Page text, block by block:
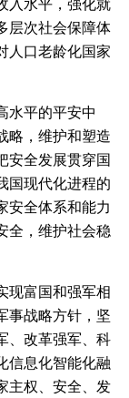
层次社会保障体
人口老龄化国家
平的平安中
略，维护和塑造
安全发展贯穿国
国现代化进程的
安全体系和能力
全，维护社会稳
富国和强军相
事战略方针，坚
、改革强军、科
信息化智能化融
主权、安全、发